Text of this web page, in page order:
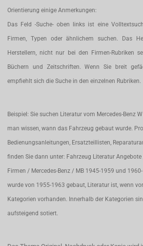
Orientierung einige Anmerkungen:
Das Feld -Suche- oben links ist eine
Firmen, Typen oder ähnlichem suchen. Das
Herstellern, nicht nur bei den Firmen-Rubriken
Büchern und Zeitschriften. Wenn Sie breit
empfiehlt sich die Suche in den einzelnen Rubriken.
Beispiel: Sie suchen Literatur vom Mercedes-Benz
man wissen, wann das Fahrzeug gebaut wurde.
Bedienungsanleitungen, Ersatzteillisten,
finden Sie dann unter: Fahrzeug Literatur
Firmen / Mercedes-Benz / MB 1945-1959 und
wurde von 1955-1963 gebaut, Literatur ist, wenn
Kategorien vorhanden. Innerhalb der Kategorien
aufsteigend sotiert.